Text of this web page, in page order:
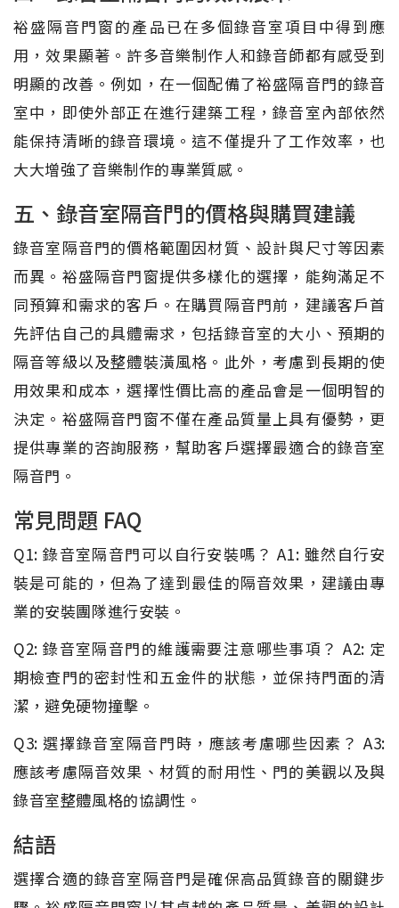
裕盛隔音門窗的產品已在多個錄音室項目中得到應
用，效果顯著。許多音樂制作人和錄音師都有感受到
明顯的改善。例如，在一個配備了裕盛隔音門的錄音
室中，即使外部正在進行建築工程，錄音室內部依然
能保持清晰的錄音環境。這不僅提升了工作效率，也
大大增強了音樂制作的專業質感。
五、錄音室隔音門的價格與購買建議
錄音室隔音門的價格範圍因材質、設計與尺寸等因素
而異。裕盛隔音門窗提供多樣化的選擇，能夠滿足不
同預算和需求的客戶。在購買隔音門前，建議客戶首
先評估自己的具體需求，包括錄音室的大小、預期的
隔音等級以及整體裝潢風格。此外，考慮到長期的使
用效果和成本，選擇性價比高的產品會是一個明智的
決定。裕盛隔音門窗不僅在產品質量上具有優勢，更
提供專業的咨詢服務，幫助客戶選擇最適合的錄音室
隔音門。
常見問題 FAQ
Q1: 錄音室隔音門可以自行安裝嗎？ A1: 雖然自行安
裝是可能的，但為了達到最佳的隔音效果，建議由專
業的安裝團隊進行安裝。
Q2: 錄音室隔音門的維護需要注意哪些事項？ A2: 定
期檢查門的密封性和五金件的狀態，並保持門面的清
潔，避免硬物撞擊。
Q3: 選擇錄音室隔音門時，應該考慮哪些因素？ A3:
應該考慮隔音效果、材質的耐用性、門的美觀以及與
錄音室整體風格的協調性。
結語
選擇合適的錄音室隔音門是確保高品質錄音的關鍵步